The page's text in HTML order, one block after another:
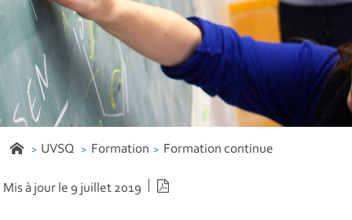
UVSQ Formation Formation continue
Mis à jour le 9 juillet 2019